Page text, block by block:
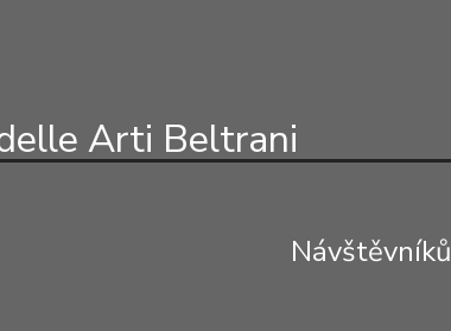
Arti Beltrani
Návštěvníků